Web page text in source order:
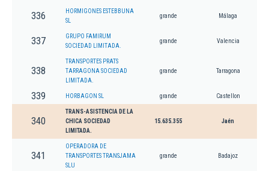
336
HORMIGONES ESTEBBUNA
SL
grande Málaga
337
GRUPO FAMIRUM
SOCIEDAD LIMITADA.
grande Valencia
338
TRANSPORTES PRATS
TARRAGONA SOCIEDAD
LIMITADA.
grande Tarragona
339 HORBAGON SL grande Castellon
340
TRANS-ASISTENCIA DE LA
CHICA SOCIEDAD
LIMITADA.
15.635.355 Jaén
341
OPERADORA DE
TRANSPORTES TRANSJAMA
SLU
grande Badajoz